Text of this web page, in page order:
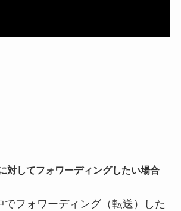
対してフォワーディングしたい場合
でフォワーディング（転送）した